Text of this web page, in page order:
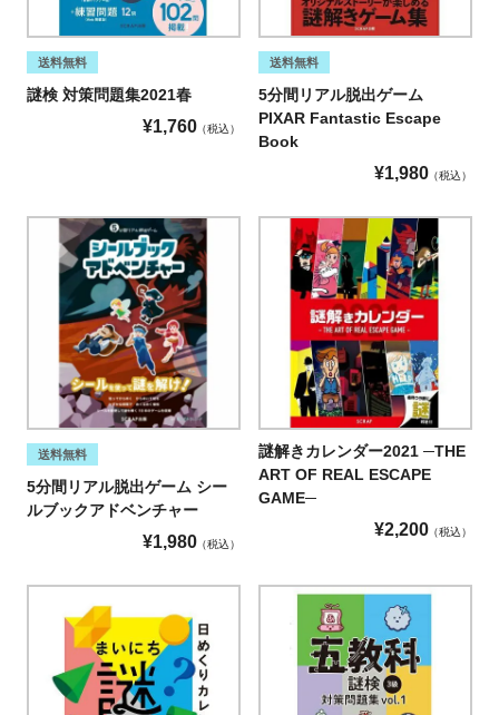
送料無料
謎検 対策問題集2021春
¥1,760 税込
送料無料
5分間リアル脱出ゲーム
PIXAR Fantastic Escape
Book
¥1,980 税込
送料無料
5分間リアル脱出ゲーム シー
ルブックアドベンチャー
¥1,980 税込
謎解きカレンダー2021 ─THE
ART OF REAL ESCAPE
GAME─
¥2,200 税込